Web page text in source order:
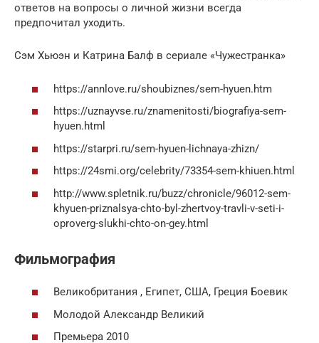
ответов на вопросы о личной жизни всегда
предпочитал уходить.
Сэм Хьюэн и Катрина Балф в сериале «Чужестранка»
https://annlove.ru/shoubiznes/sem-hyuen.htm
https://uznayvse.ru/znamenitosti/biografiya-sem-
hyuen.html
https://starpri.ru/sem-hyuen-lichnaya-zhizn/
https://24smi.org/celebrity/73354-sem-khiuen.html
http://www.spletnik.ru/buzz/chronicle/96012-sem-
khyuen-priznalsya-chto-byl-zhertvoy-travli-v-seti-i-
oproverg-slukhi-chto-on-gey.html
Фильмография
Великобритания , Египет, США, Греция Боевик
Молодой Александр Великий
Премьера 2010